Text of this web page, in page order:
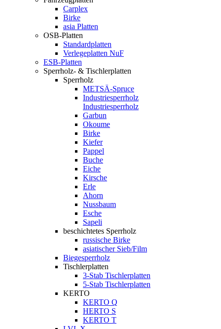
Carplex
Birke
asia Platten
OSB-Platten
Standardplatten
Verlegeplatten NuF
ESB-Platten
Sperrholz- & Tischlerplatten
Sperrholz
METSÄ-Spruce
Industriesperrholz
Industriesperrholz
Garbun
Okoume
Birke
Kiefer
Pappel
Buche
Eiche
Kirsche
Erle
Ahorn
Nussbaum
Esche
Sapeli
beschichtetes Sperrholz
russische Birke
asiatischer Sieb/Film
Biegesperrholz
Tischlerplatten
3-Stab Tischlerplatten
5-Stab Tischlerplatten
KERTO
KERTO Q
HERTO S
KERTO T